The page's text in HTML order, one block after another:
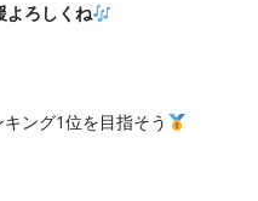
よろしくね
ング1位を目指そう